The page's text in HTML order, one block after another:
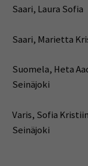
Saari,
Saari,
Suomela,
Seinäjoki
Varis,
Seinäjoki